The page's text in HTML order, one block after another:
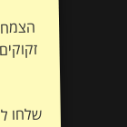
שלחו